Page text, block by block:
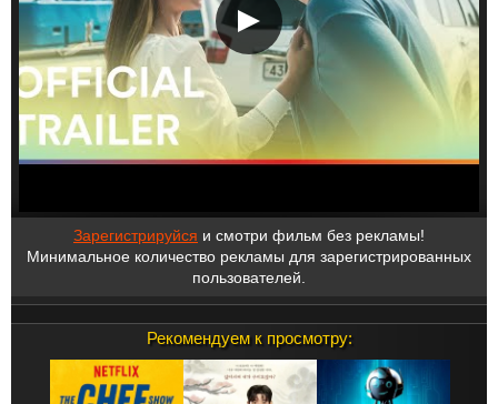
Зарегистрируйся и смотри фильм без рекламы!
Минимальное количество рекламы для зарегистрированных
пользователей.
Рекомендуем к просмотру: